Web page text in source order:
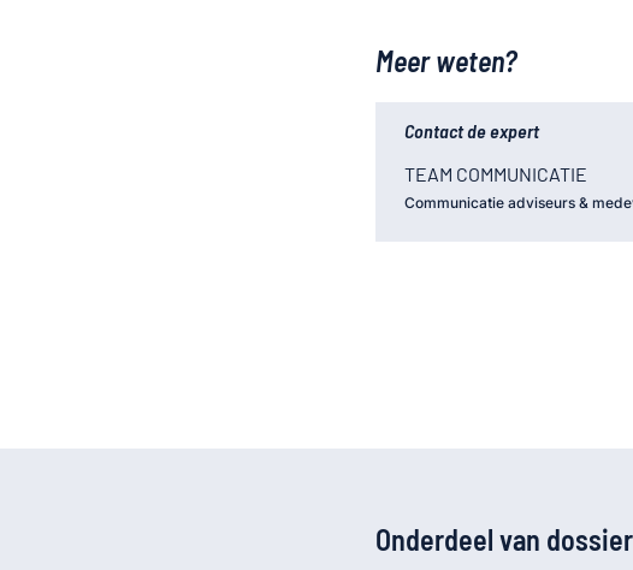
Meer weten?
Contact de expert
TEAM COMMUNICATIE
Communicatie adviseurs &
Onderdeel van dossier